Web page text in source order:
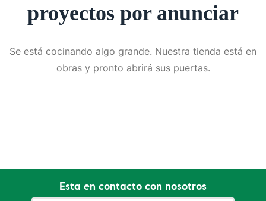
proyectos por anunciar
Se está cocinando algo grande. Nuestra tienda está en
obras y pronto abrirá sus puertas.
Esta en contacto con nosotros